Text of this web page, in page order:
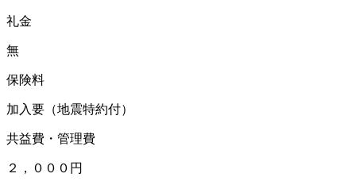
礼金
無
保険料
加入要（地震特約付）
共益費・管理費
２，０００円